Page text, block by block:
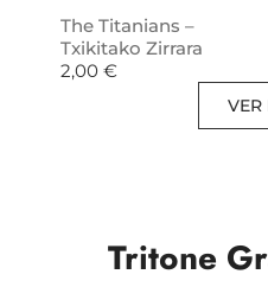
The Titanians –
Txikitako Zirrara
2,00 €
VER
Tritone